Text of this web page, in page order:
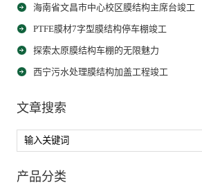
海南省文昌市中心校区膜结构主席台竣工
PTFE膜材7字型膜结构停车棚竣工
探索太原膜结构车棚的无限魅力
西宁污水处理膜结构加盖工程竣工
文章搜索
产品分类